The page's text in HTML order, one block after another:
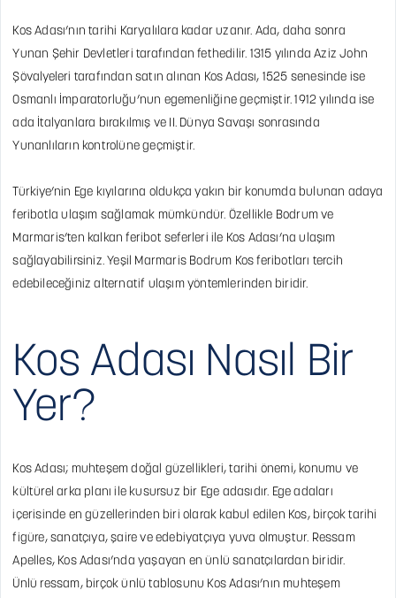
Kos Adası’nın tarihi Karyalılara kadar uzanır. Ada, daha sonra
Yunan Şehir Devletleri tarafından fethedilir. 1315 yılında Aziz John
Şövalyeleri tarafından satın alınan Kos Adası, 1525 senesinde ise
Osmanlı İmparatorluğu’nun egemenliğine geçmiştir. 1912 yılında ise
ada İtalyanlara bırakılmış ve II. Dünya Savaşı sonrasında
Yunanlıların kontrolüne geçmiştir.
Türkiye’nin Ege kıyılarına oldukça yakın bir konumda bulunan adaya
feribotla ulaşım sağlamak mümkündür. Özellikle Bodrum ve
Marmaris’ten kalkan feribot seferleri ile Kos Adası’na ulaşım
sağlayabilirsiniz. Yeşil Marmaris Bodrum Kos feribotları tercih
edebileceğiniz alternatif ulaşım yöntemlerinden biridir.
Kos Adası Nasıl Bir
Yer?
Kos Adası; muhteşem doğal güzellikleri, tarihi önemi, konumu ve
kültürel arka planı ile kusursuz bir Ege adasıdır. Ege adaları
içerisinde en güzellerinden biri olarak kabul edilen Kos, birçok tarihi
figüre, sanatçıya, şaire ve edebiyatçıya yuva olmuştur. Ressam
Apelles, Kos Adası’nda yaşayan en ünlü sanatçılardan biridir.
Ünlü ressam, birçok ünlü tablosunu Kos Adası’nın muhteşem